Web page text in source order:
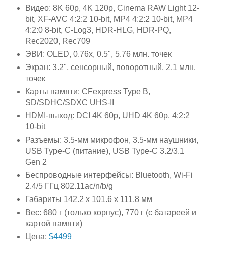
Видео: 8K 60p, 4K 120p, Cinema RAW Light 12-
bit, XF-AVC 4:2:2 10-bit, MP4 4:2:2 10-bit, MP4
4:2:0 8-bit, C-Log3, HDR-HLG, HDR-PQ,
Rec2020, Rec709
ЭВИ: OLED, 0.76x, 0.5", 5.76 млн. точек
Экран: 3.2", сенсорный, поворотный, 2.1 млн.
точек
Карты памяти: CFexpress Type B,
SD/SDHC/SDXC UHS-II
HDMI-выход: DCI 4K 60p, UHD 4K 60p, 4:2:2
10-bit
Разъемы: 3.5-мм микрофон, 3.5-мм наушники,
USB Type-C (питание), USB Type-C 3.2/3.1
Gen 2
Беспроводные интерфейсы: Bluetooth, Wi-Fi
2.4/5 ГГц 802.11ac/n/b/g
Габариты 142.2 x 101.6 x 111.8 мм
Вес: 680 г (только корпус), 770 г (с батареей и
картой памяти)
Цена: $4499